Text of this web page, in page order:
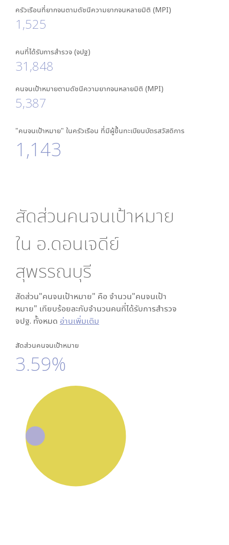
ครัวเรือนที่ยากจนตามดัชนีความยากจนหลายมิติ (MPI)
1,525
คนที่ได้รับการสำรวจ (จปฐ)
31,848
คนจนเป้าหมายตามดัชนีความยากจนหลายมิติ (MPI)
5,387
"คนจนเป้าหมาย" ในครัวเรือน ที่มีผู้ขึ้นทะเบียนบัตรสวัสดิการ
1,143
สัดส่วนคนจนเป้าหมาย
ใน อ.ดอนเจดีย์
สุพรรณบุรี
สัดส่วน"คนจนเป้าหมาย" คือ จำนวน"คนจนเป้า
หมาย" เทียบร้อยละกับจำนวนคนที่ได้รับการสำรวจ
จปฐ. ทั้งหมด อ่านเพิ่มเติม
สัดส่วนคนจนเป้าหมาย
3.59%